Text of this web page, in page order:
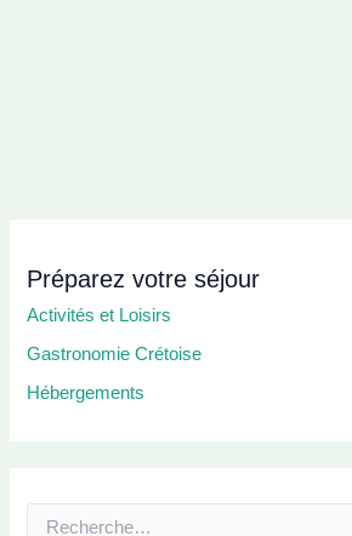
Préparez votre séjour
Activités et Loisirs
Gastronomie Crétoise
Hébergements